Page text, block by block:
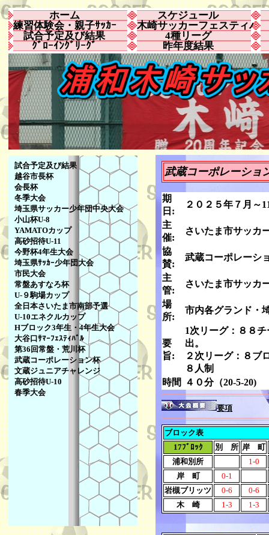
ホーム
スケジュール
練習体験会・親子ｻｯｶｰ
木崎サッカーフェスティバル
試合予定及び結果
4種リーグ
ｸﾞﾛｰｲﾝｸﾞﾘｰｸﾞ
昨年度結果
試合予定及び結果
越谷市長杯
会長杯
冬季大会
埼玉県サッカー少年団中央大会
小山杯U-8
YAMATOカップ
高砂招待U-11
今野杯4年生大会
埼玉県ｻｯｶｰ少年団大会
市民大会
常盤あすなろ杯
U-９駒場カップ
全日本さいたま市南部予選
U-10エネクルカップ
Hブロック3年生・4年生大会
大谷口ｻﾏｰﾌｪｽﾃｨﾊﾞﾙ
第36回常盤・荒川杯
武蔵コーポレーション杯
文蔵ジュニアチャレンジ
高砂招待U-10
春季大会
武蔵コーポレーシ
期
日:
２０２５年７
主
催:
さいたま市サッカ
協
賛:
武蔵コーポレーシ
主
管:
さいたま市サッカ
場
所:
市内各グランド・
要
旨:
1次リーグ：８８
出。
２次リーグ：８ブ
８人制
時間
４０分（20-5-20)
要項
ブロック表
17ﾌﾞﾛｯｸ
別 所 岸 町
浦和別所
1-0
岸 町
0-1
岩槻ブリッツ
0-6
0-6
木 崎
1-3 1-3